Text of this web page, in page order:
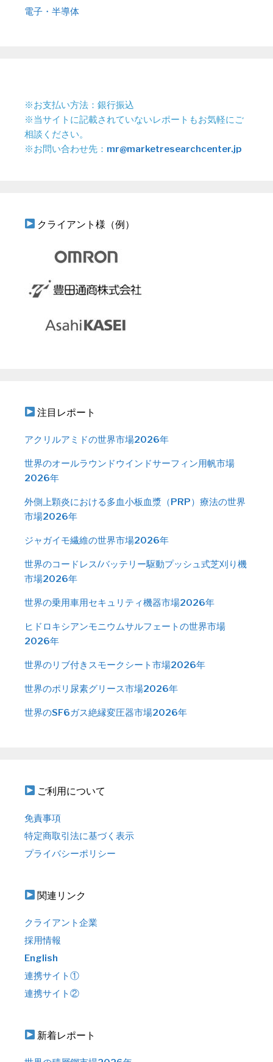
電子・半導体
※お支払い方法：銀行振込
※当サイトに記載されていないレポートもお気軽にご
相談ください。
※お問い合わせ先： mr@marketresearchcenter.jp
クライアント様（例）
注目レポート
アクリルアミドの世界市場2026年
世界のオールラウンドウインドサーフィン用帆市場
2026年
外側上顆炎における多血小板血漿（PRP）療法の世界
市場2026年
ジャガイモ繊維の世界市場2026年
世界のコードレス/バッテリー駆動プッシュ式芝刈り機
市場2026年
世界の乗用車用セキュリティ機器市場2026年
ヒドロキシアンモニウムサルフェートの世界市場
2026年
世界のリブ付きスモークシート市場2026年
世界のポリ尿素グリース市場2026年
世界のSF6ガス絶縁変圧器市場2026年
ご利用について
免責事項
特定商取引法に基づく表示
プライバシーポリシー
関連リンク
クライアント企業
採用情報
English
連携サイト①
連携サイト②
新着レポート